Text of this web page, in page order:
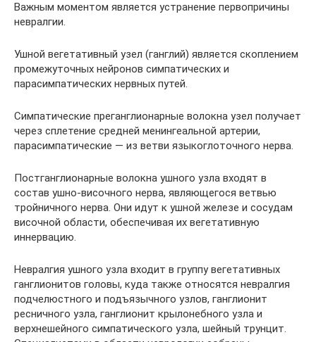
Важным моментом является устранение первопричины
невралгии.
Ушной вегетативный узел (ганглий) является скоплением
промежуточных нейронов симпатических и
парасимпатических нервных путей.
Симпатические преганглионарные волокна узел получает
через сплетение средней менингеальной артерии,
парасимпатические — из ветви языкоглоточного нерва.
Постганглионарные волокна ушного узла входят в
состав ушно-височного нерва, являющегося ветвью
тройничного нерва. Они идут к ушной железе и сосудам
височной области, обеспечивая их вегетативную
иннервацию.
Невралгия ушного узла входит в группу вегетативных
ганглионитов головы, куда также относятся невралгия
подчелюстного и подъязычного узлов, ганглионит
ресничного узла, ганглионит крылонебного узла и
верхнешейного симпатического узла, шейный трунцит.